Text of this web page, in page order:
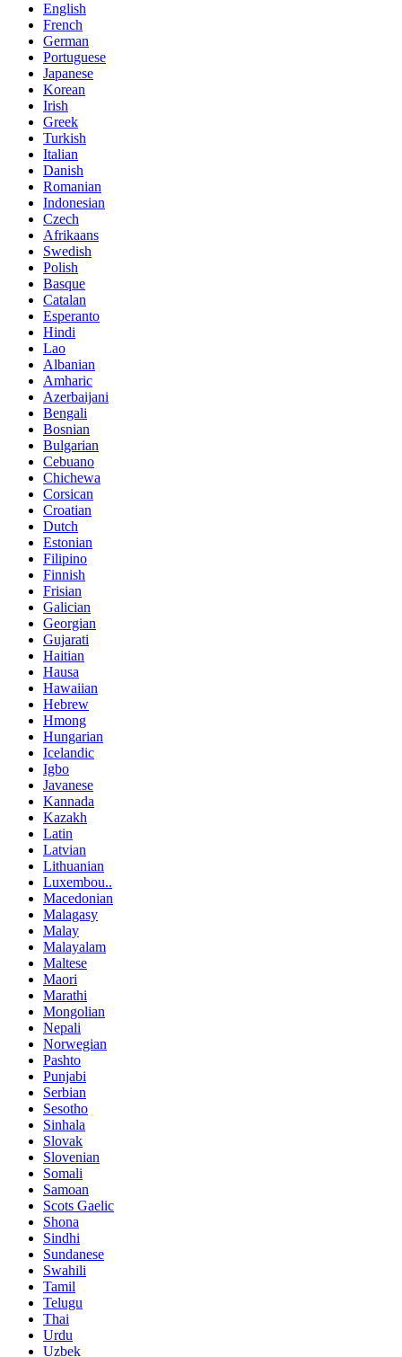
English
French
German
Portuguese
Japanese
Korean
Irish
Greek
Turkish
Italian
Danish
Romanian
Indonesian
Czech
Afrikaans
Swedish
Polish
Basque
Catalan
Esperanto
Hindi
Lao
Albanian
Amharic
Azerbaijani
Bengali
Bosnian
Bulgarian
Cebuano
Chichewa
Corsican
Croatian
Dutch
Estonian
Filipino
Finnish
Frisian
Galician
Georgian
Gujarati
Haitian
Hausa
Hawaiian
Hebrew
Hmong
Hungarian
Icelandic
Igbo
Javanese
Kannada
Kazakh
Latin
Latvian
Lithuanian
Luxembou..
Macedonian
Malagasy
Malay
Malayalam
Maltese
Maori
Marathi
Mongolian
Nepali
Norwegian
Pashto
Punjabi
Serbian
Sesotho
Sinhala
Slovak
Slovenian
Somali
Samoan
Scots Gaelic
Shona
Sindhi
Sundanese
Swahili
Tamil
Telugu
Thai
Urdu
Uzbek